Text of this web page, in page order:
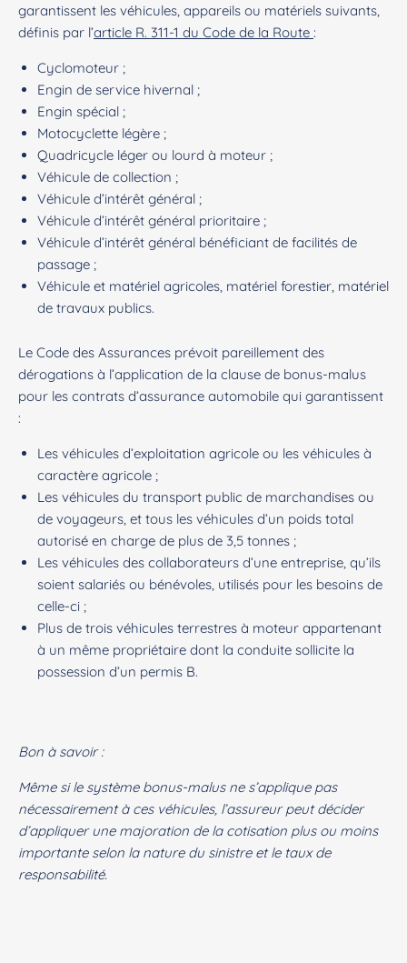
garantissent les véhicules, appareils ou matériels suivants,
définis par l’article R. 311-1 du Code de la Route :
Cyclomoteur ;
Engin de service hivernal ;
Engin spécial ;
Motocyclette légère ;
Quadricycle léger ou lourd à moteur ;
Véhicule de collection ;
Véhicule d’intérêt général ;
Véhicule d’intérêt général prioritaire ;
Véhicule d’intérêt général bénéficiant de facilités de
passage ;
Véhicule et matériel agricoles, matériel forestier, matériel
de travaux publics.
Le Code des Assurances prévoit pareillement des
dérogations à l’application de la clause de bonus-malus
pour les contrats d’assurance automobile qui garantissent
:
Les véhicules d’exploitation agricole ou les véhicules à
caractère agricole ;
Les véhicules du transport public de marchandises ou
de voyageurs, et tous les véhicules d’un poids total
autorisé en charge de plus de 3,5 tonnes ;
Les véhicules des collaborateurs d’une entreprise, qu’ils
soient salariés ou bénévoles, utilisés pour les besoins de
celle-ci ;
Plus de trois véhicules terrestres à moteur appartenant
à un même propriétaire dont la conduite sollicite la
possession d’un permis B.
Bon à savoir :
Même si le système bonus-malus ne s’applique pas
nécessairement à ces véhicules, l’assureur peut décider
d’appliquer une majoration de la cotisation plus ou moins
importante selon la nature du sinistre et le taux de
responsabilité.